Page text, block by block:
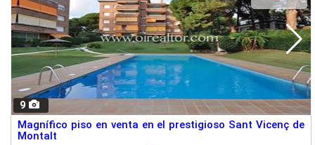
9
Magnífico piso en venta en el prestigioso Sant Vicenç de
Montalt